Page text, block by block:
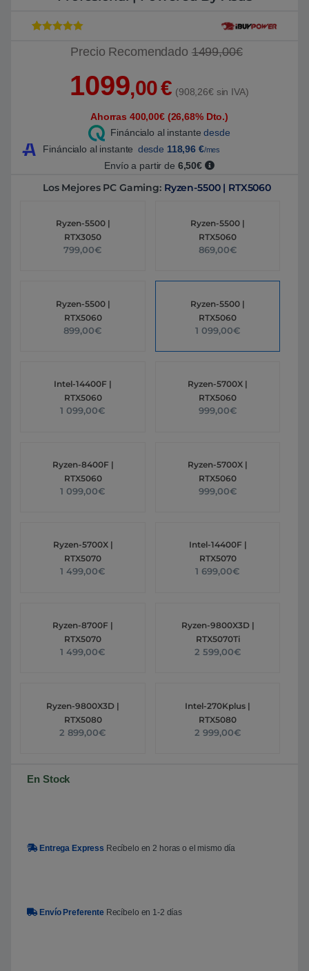
4.966666666
valoracione
Precio Recomendado 1499,00€
1099,00€ (908,26€ sin IVA)
Ahorras 400,00€ (26,68% Dto.)
Fináncialo al instante desde
Fináncialo al instante desde 118,96€/mes
Envío a partir de 6,50€
Los Mejores PC Gaming: Ryzen-5500 | RTX5060
Ryzen-5500 |
RTX3050
799,00€
Ryzen-5500 |
RTX5060
869,00€
Ryzen-5500 |
RTX5060
899,00€
Ryzen-5500 |
RTX5060
1 099,00€
Intel-14400F |
RTX5060
1 099,00€
Ryzen-5700X |
RTX5060
999,00€
Ryzen-8400F |
RTX5060
1 099,00€
Ryzen-5700X |
RTX5060
999,00€
Ryzen-5700X |
RTX5070
1 499,00€
Intel-14400F |
RTX5070
1 699,00€
Ryzen-8700F |
RTX5070
1 499,00€
Ryzen-9800X3D |
RTX5070Ti
2 599,00€
Ryzen-9800X3D |
RTX5080
2 899,00€
Intel-270Kplus |
RTX5080
2 999,00€
En Stock
Entrega Express Recíbelo en 2 horas o el mismo día
Envío Preferente Recíbelo en 1-2 días